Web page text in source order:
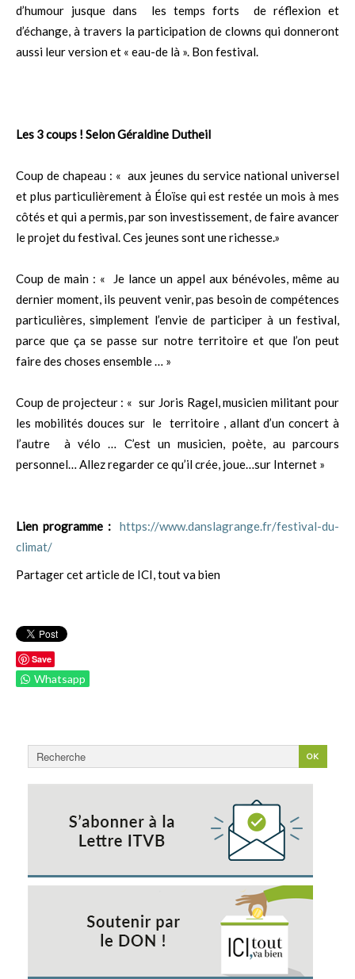
OK
Rechercher
d’humour jusque dans les temps forts de réflexion et
d’échange, à travers la participation de clowns qui donneront
aussi leur version et « eau-de là ». Bon festival.
Les 3 coups ! Selon Géraldine Dutheil
Coup de chapeau : « aux jeunes du service national universel
et plus particulièrement à Éloïse qui est restée un mois à mes
côtés et qui a permis, par son investissement, de faire avancer
le projet du festival. Ces jeunes sont une richesse.»
Coup de main : « Je lance un appel aux bénévoles, même au
dernier moment, ils peuvent venir, pas besoin de compétences
particulières, simplement l’envie de participer à un festival,
parce que ça se passe sur notre territoire et que l’on peut
faire des choses ensemble … »
Coup de projecteur : « sur Joris Ragel, musicien militant pour
les mobilités douces sur le territoire , allant d’un concert à
l’autre à vélo … C’est un musicien, poète, au parcours
personnel… Allez regarder ce qu’il crée, joue…sur Internet »
Lien programme :
https://www.danslagrange.fr/festival-du-
climat/
Partager cet article de ICI, tout va bien
Save
Whatsapp